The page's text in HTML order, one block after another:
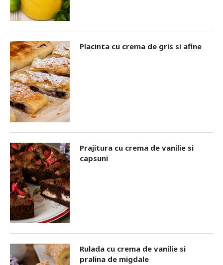
Placinta cu crema de gris si afine
Prajitura cu crema de vanilie si
capsuni
Rulada cu crema de vanilie si
pralina de migdale